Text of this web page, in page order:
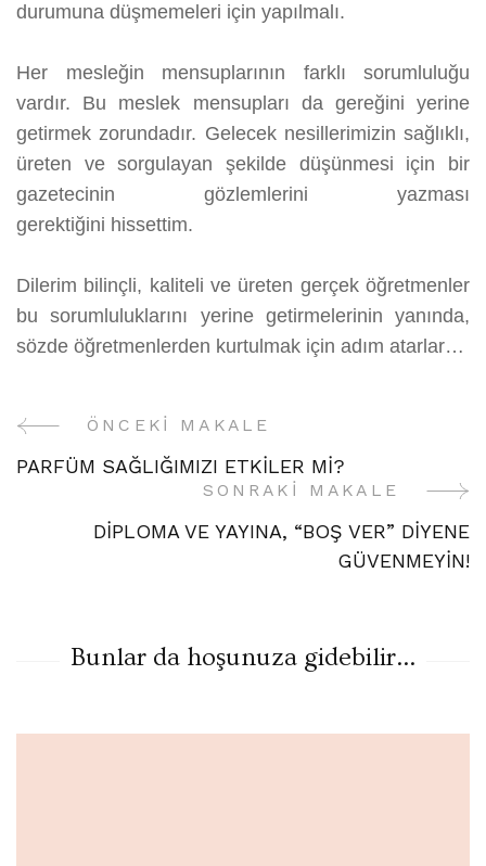
durumuna düşmemeleri için yapılmalı.
Her mesleğin mensuplarının farklı sorumluluğu
vardır. Bu meslek mensupları da gereğini yerine
getirmek zorundadır. Gelecek nesillerimizin sağlıklı,
üreten ve sorgulayan şekilde düşünmesi için bir
gazetecinin gözlemlerini yazması
gerektiğini hissettim.
Dilerim bilinçli, kaliteli ve üreten gerçek öğretmenler
bu sorumluluklarını yerine getirmelerinin yanında,
sözde öğretmenlerden kurtulmak için adım atarlar…
YazıÖNCEKI MAKALE
PARFÜM SAĞLIĞIMIZI ETKİLER Mİ?
SONRAKI MAKALE
DİPLOMA VE YAYINA, “BOŞ VER” DİYENE
GÜVENMEYİN!
Bunlar da hoşunuza gidebilir...